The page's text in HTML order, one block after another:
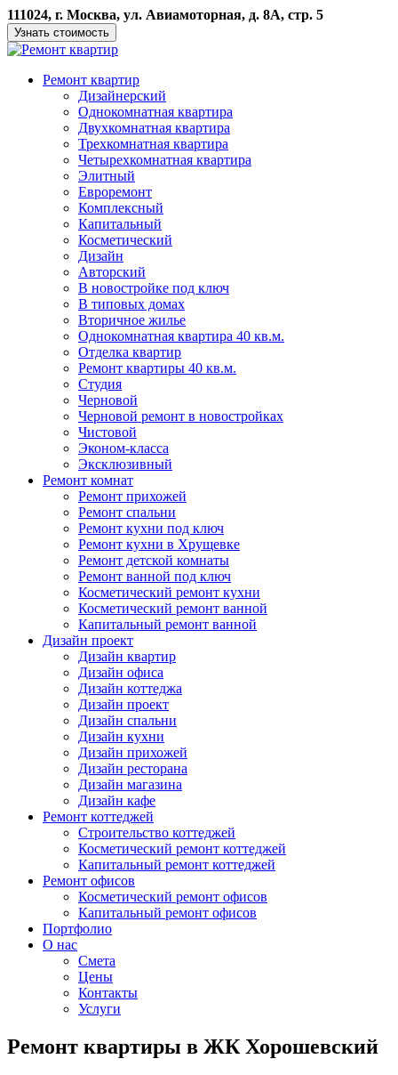
111024, г. Москва, ул. Авиамоторная, д. 8А, стр. 5
Узнать стоимость
Ремонт квартир
Дизайнерский
Однокомнатная квартира
Двухкомнатная квартира
Трехкомнатная квартира
Четырехкомнатная квартира
Элитный
Евроремонт
Комплексный
Капитальный
Косметический
Дизайн
Авторский
В новостройке под ключ
В типовых домах
Вторичное жилье
Однокомнатная квартира 40 кв.м.
Отделка квартир
Ремонт квартиры 40 кв.м.
Студия
Черновой
Черновой ремонт в новостройках
Чистовой
Эконом-класса
Эксклюзивный
Ремонт комнат
Ремонт прихожей
Ремонт спальни
Ремонт кухни под ключ
Ремонт кухни в Хрущевке
Ремонт детской комнаты
Ремонт ванной под ключ
Косметический ремонт кухни
Косметический ремонт ванной
Капитальный ремонт ванной
Дизайн проект
Дизайн квартир
Дизайн офиса
Дизайн коттеджа
Дизайн проект
Дизайн спальни
Дизайн кухни
Дизайн прихожей
Дизайн ресторана
Дизайн магазина
Дизайн кафе
Ремонт коттеджей
Строительство коттеджей
Косметический ремонт коттеджей
Капитальный ремонт коттеджей
Ремонт офисов
Косметический ремонт офисов
Капитальный ремонт офисов
Портфолио
О нас
Смета
Цены
Контакты
Услуги
Ремонт квартиры в ЖК Хорошевский